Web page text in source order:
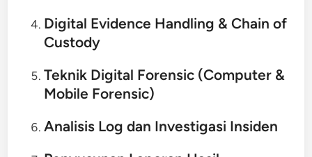
Digital Evidence Handling & Chain of
Custody
Teknik Digital Forensic (Computer &
Mobile Forensic)
Analisis Log dan Investigasi Insiden